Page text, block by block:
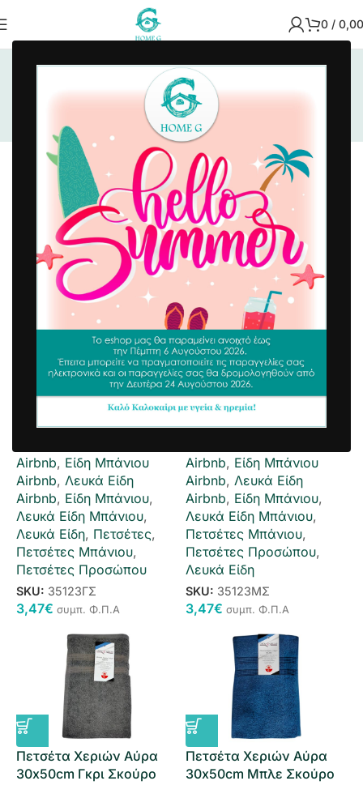
0 / 0,00
Πετσέτες Μπάνιου
Πετσέτες Μπάνιου
Πετσέτα Προσώπου
Αύρα 50x90cm Γκρι
Σκούρο
Airbnb, Είδη Μπάνιου
Airbnb, Λευκά Είδη
Airbnb, Είδη Μπάνιου,
Λευκά Είδη Μπάνιου,
Λευκά Είδη, Πετσέτες,
Πετσέτες Μπάνιου,
Πετσέτες Προσώπου
SKU: 35123ΓΣ
3,47€ συμπ. Φ.Π.Α
Πετσέτα Προσώπου
Αύρα 50x90cm Μπλε
Σκούρο
Airbnb, Είδη Μπάνιου
Airbnb, Λευκά Είδη
Airbnb, Είδη Μπάνιου,
Λευκά Είδη Μπάνιου,
Πετσέτες Μπάνιου,
Πετσέτες Προσώπου,
Λευκά Είδη
SKU: 35123ΜΣ
3,47€ συμπ. Φ.Π.Α
Πετσέτα Χεριών Αύρα
30x50cm Γκρι Σκούρο
Πετσέτα Χεριών Αύρα
30x50cm Μπλε Σκούρο